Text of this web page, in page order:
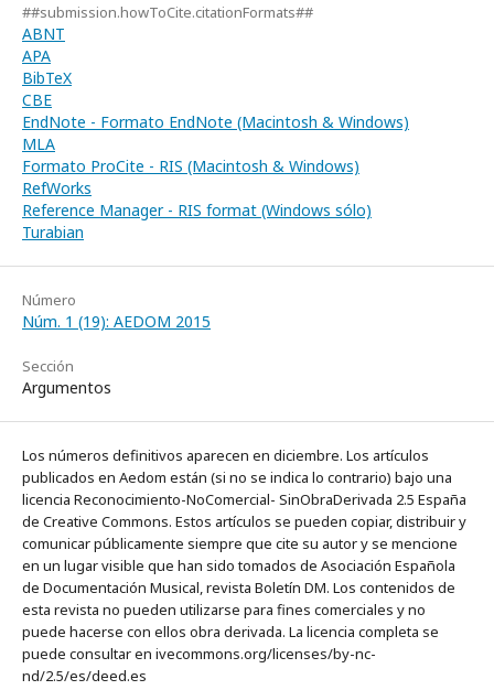
##submission.howToCite.citationFormats##
ABNT
APA
BibTeX
CBE
EndNote - Formato EndNote (Macintosh & Windows)
MLA
Formato ProCite - RIS (Macintosh & Windows)
RefWorks
Reference Manager - RIS format (Windows sólo)
Turabian
Número
Núm. 1 (19): AEDOM 2015
Sección
Argumentos
Los números definitivos aparecen en diciembre. Los artículos
publicados en Aedom están (si no se indica lo contrario) bajo una
licencia Reconocimiento-NoComercial- SinObraDerivada 2.5 España
de Creative Commons. Estos artículos se pueden copiar, distribuir y
comunicar públicamente siempre que cite su autor y se mencione
en un lugar visible que han sido tomados de Asociación Española
de Documentación Musical, revista Boletín DM. Los contenidos de
esta revista no pueden utilizarse para fines comerciales y no
puede hacerse con ellos obra derivada. La licencia completa se
puede consultar en ivecommons.org/licenses/by-nc-
nd/2.5/es/deed.es